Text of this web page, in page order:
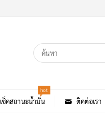
เช็คสถานะน้ำมัน
hot
ติดต่อเรา